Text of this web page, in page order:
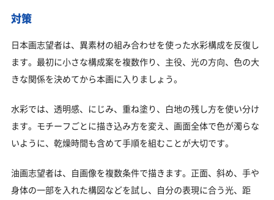
対策
日本画志望者は、異素材の組み合わせを使った水彩構成を反復し
ます。最初に小さな構成案を複数作り、主役、光の方向、色の大
きな関係を決めてから本画に入りましょう。
水彩では、透明感、にじみ、重ね塗り、白地の残し方を使い分け
ます。モチーフごとに描き込み方を変え、画面全体で色が濁らな
いように、乾燥時間も含めて手順を組むことが大切です。
油画志望者は、自画像を複数条件で描きます。正面、斜め、手や
身体の一部を入れた構図などを試し、自分の表現に合う光、距